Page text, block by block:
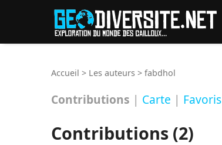
Accueil > Les auteurs > fabdhol
Contributions | Carte | Favoris
Contributions (2)